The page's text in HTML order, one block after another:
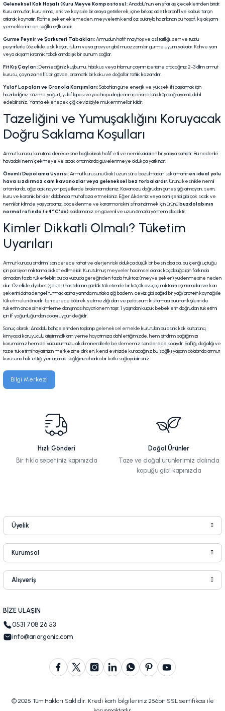
Geleneksel Kak Hoşafı (Kuru Meyve Kompostosu):Anadolu’nun en şifalı kış içeceklerinden biridir.
Kuru armutlar; kuru elma, erik ve kayısı ile bir araya getirilerek, içine birkaç adet karanfil ve kabuk tarçın
atılarak kaynatılır. Rafine şeker eklemeden, meyvelerin kendi öz sularıyla hazırlanan bu hoşaf, kış akşamı
yemeklerinin en sağlıklı eşlikçisidir.
Gurme Peynir ve Şarküteri Tabakları:Armudun hafif mayhoş ve asil tatlılığı, sert ve tuzlu
peynirlerle (özellikle eski kaşar, tulum veya gravyer gibi) muazzam bir gurme uyum yakalar. Kahve yanı
veya akşam ikramlık tabaklarında şık bir sunum sağlar.
Fit Kış Çayları:Demlediğiniz kuşburnu, hibiskus veya ıhlamur çayının içerisine atacağınız 2-3 dilim armut
kurusu, çayınıza nefis bir gövde, aromatik bir koku ve doğal bir tatlılık kazandırır.
Yulaf Lapaları ve Granola Karışımları:Sabahları güne enerjik ve yüksek lifli başlamak için
hazırladığınız süzme yoğurt, yulaf lapası veya chia pudinglerinin içerisine küp küp doğrayarak dahil
edebilirsiniz. Yanına eklenecek çiğ ceviz içiyle mükemmel bir ikilidir.
Tazeliğini ve Yumuşaklığını Koruyacak
Doğru Saklama Koşulları
Armut kurusu, kurutma derecesine bağlı olarak hafif etli ve nemli kalabilen bir yapıya sahiptir. Bu nedenle
havadaki nemi çekmeye ve sıcak ortamlarda güvelenmeye oldukça yatkındır.
Önemli Depolama Uyarısı:Armut kurusunu (kak) uzun süre bozulmadan saklamanınen ideal yolu
hava sızdırmaz cam kavanozlar veya geleneksel bez torbalardır.Ürünü kesinlikle nemli
ortamlarda, ağzı açık naylon poşetlerde bırakmamalısınız. Kavanozu doğrudan güneş ışığı almayan, serin,
kuru ve karanlık bir kiler dolabında muhafaza etmelisiniz. Eğer Akdeniz veya sahil şeridi gibi çok sıcak ve
nemli bir iklimde yaşıyorsanız, böceklenme ve kararma riskini sıfıra indirmek için ürünübuzdolabının
normal rafında (+4°C'de) saklamanız en güvenli ve uzun ömürlü yöntem olacaktır.
Kimler Dikkatli Olmalı? Tüketim
Uyarıları
Armut kurusu sindirimi son derece rahat ve alerjen riski oldukça düşük bir besin olsa da, su içeriği uçtuğu
için porsiyon miktarına dikkat edilmelidir. Kurutulmuş meyveler hacimsel olarak küçüldüğü için farkında
olmadan fazla tüketilebilir; bu da vücuda gereğinden fazla fruktoz (meyve şekeri) yüklenmesine neden
olur. Özellikle diyabet (şeker) hastalarının günlük tüketimde bir küçük avuç içi miktarını aşmamaları ve kan
şekerini daha dengeli tutmak adına yanında mutlaka çiğ badem, ceviz gibi sağlıklı bir yağ/protein kaynağı ile
tüketmeleri önerilir. İleri derece böbrek yetmezliği olan ve potasyum kısıtlaması bulunan kişilerin de
tüketim öncesi hekimlerine danışması hayati önem taşır. 1 yaşından küçük bebeklerin doğrudan tüketimi
için lif yoğunluğundan dolayı uygun değildir.
Sonuç olarak; Anadolu bahçelerinden toplanıp geleneksel emekle kurutulan bu asırlık kak kültürünü,
kimyasal koruyuculu atıştırmalıkların yerine hayatımıza dahil ettiğimizde, hem sindirim sağlığımızı
korumamız hem de vücudumuzu alkali minerallerle beslememiz son derece kolaydır. Saflığı, doğallığı ve
taze tüketimi hayatınızın merkezine alırken, kendi evinizde kuracağınız bu sağlıklı yaşam dolabında armut
kurusuna hak ettiği yeri açarak sağlığınıza harika bir katkı sağlayabilirsiniz.
Bilgi Merkezi
Hızlı Gönderi
Bir tıkla sepetiniz kapınızda
Doğal Ürünler
Taze ve doğal ürünlerimiz dalında
kopuğu gibi kapınızda
Üyelik
Kurumsal
Alışveriş
BİZE ULAŞIN
0531 708 26 53
info@arıorganic.com
© 2025 Tüm Hakları Saklıdır. Kredi kartı bilgileriniz 256bit SSL sertifikası ile